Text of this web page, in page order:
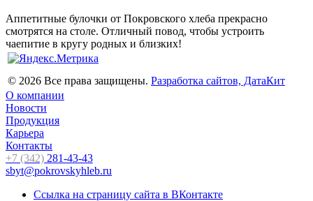
Аппетитные булочки от Покровского хлеба прекрасно
смотрятся на столе. Отличный повод, чтобы устроить
чаепитие в кругу родных и близких!
© 2026 Все права защищены. Разработка сайтов, ДатаКит
О компании
Новости
Продукция
Карьера
Контакты
+7 (342) 281-43-43
sbyt@pokrovskyhleb.ru
Ссылка на страницу сайта в ВКонтакте